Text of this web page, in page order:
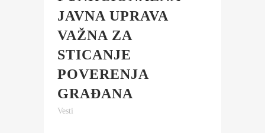
JAVNA UPRAVA
VAŽNA ZA
STICANJE
POVERENJA
GRAĐANA
Vesti